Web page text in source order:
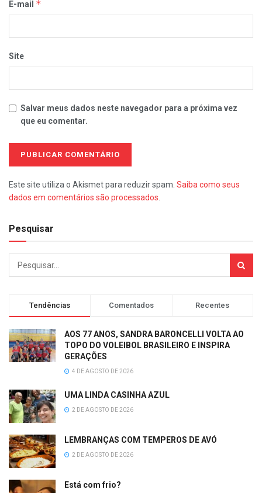
E-mail *
Site
Salvar meus dados neste navegador para a próxima vez
que eu comentar.
Este site utiliza o Akismet para reduzir spam. Saiba como seus
dados em comentários são processados
Pesquisar
Tendências Comentados Recentes
AOS 77 ANOS, SANDRA BARONCELLI VOLTA AO
TOPO DO VOLEIBOL BRASILEIRO E INSPIRA
GERAÇÕES
4 DE AGOSTO DE 2026
UMA LINDA CASINHA AZUL
2 DE AGOSTO DE 2026
LEMBRANÇAS COM TEMPEROS DE AVÓ
2 DE AGOSTO DE 2026
Está com frio?